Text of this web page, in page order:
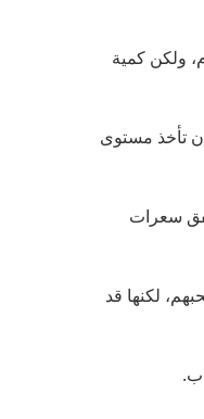
ولكن كمية
تأخذ مستوى
سعرات
لكنها قد